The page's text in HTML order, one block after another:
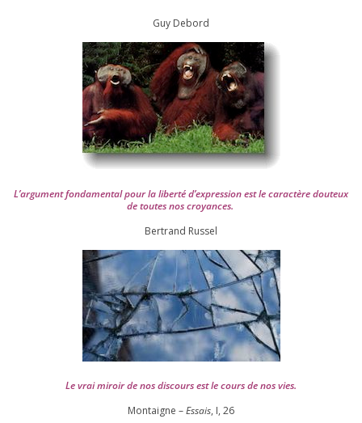
Guy Debord
L’argument fon­da­men­tal pour la liber­té d’expression est le carac­tère dou­teux
de toutes nos croyances.
Ber­trand Russel
Le vrai miroir de nos dis­cours est le cours de nos vies.
Montaigne –Essais, I, 26